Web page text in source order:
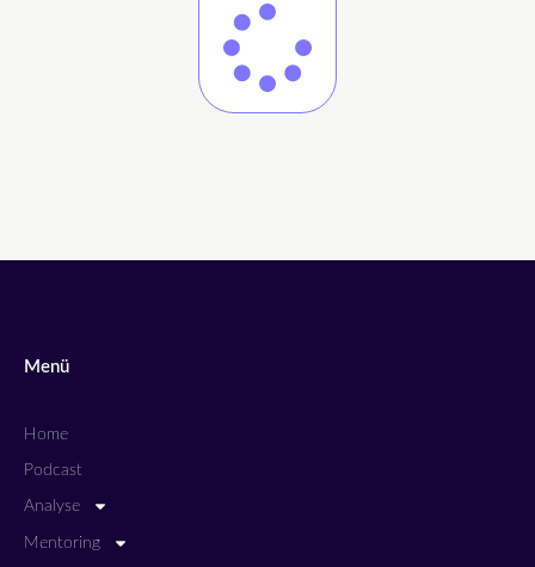
Menü
Home
Podcast
Analyse
Mentoring